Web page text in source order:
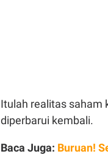
Itulah realitas saham
diperbarui kembali.
Baca Juga: Buruan!